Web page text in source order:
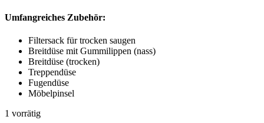
Umfangreiches Zubehör:
Filtersack für trocken saugen
Breitdüse mit Gummilippen (nass)
Breitdüse (trocken)
Treppendüse
Fugendüse
Möbelpinsel
1 vorrätig